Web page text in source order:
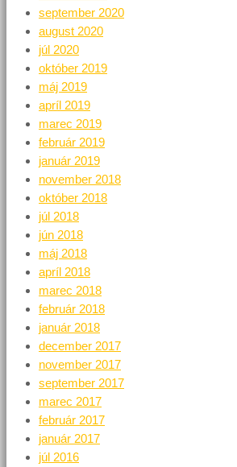
september 2020
august 2020
júl 2020
október 2019
máj 2019
apríl 2019
marec 2019
február 2019
január 2019
november 2018
október 2018
júl 2018
jún 2018
máj 2018
apríl 2018
marec 2018
február 2018
január 2018
december 2017
november 2017
september 2017
marec 2017
február 2017
január 2017
júl 2016